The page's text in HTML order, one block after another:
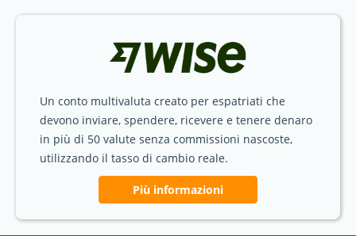
Un conto multivaluta creato per espatriati che
devono inviare, spendere, ricevere e tenere denaro
in più di 50 valute senza commissioni nascoste,
utilizzando il tasso di cambio reale.
Più informazioni